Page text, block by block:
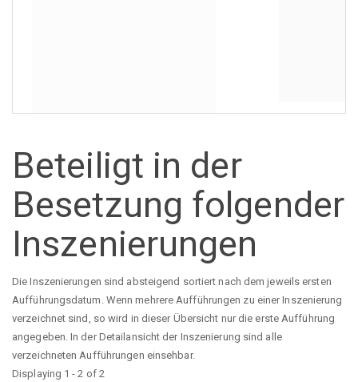
Beteiligt in der
Besetzung folgender
Inszenierungen
Die Inszenierungen sind absteigend sortiert nach dem jeweils ersten
Aufführungsdatum. Wenn mehrere Aufführungen zu einer Inszenierung
verzeichnet sind, so wird in dieser Übersicht nur die erste Aufführung
angegeben. In der Detailansicht der Inszenierung sind alle
verzeichneten Aufführungen einsehbar.
Displaying 1 - 2 of 2